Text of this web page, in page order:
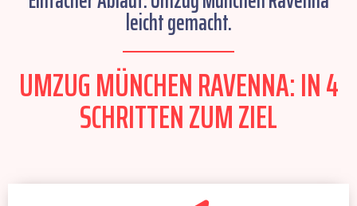
leicht gemacht.
UMZUG MÜNCHEN RAVENNA: IN 4
SCHRITTEN ZUM ZIEL